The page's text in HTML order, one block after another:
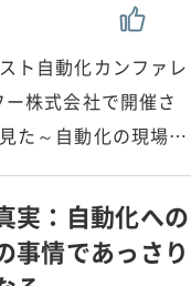
ト自動化カンファレ
株式会社で開催さ
た～自動化の現場…
実：自動化への
事情であっさり